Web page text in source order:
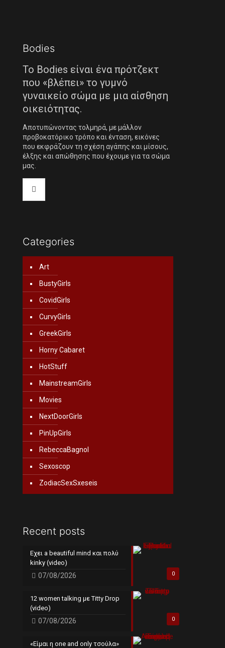
Bodies
Το Bodies είναι ένα πρότζεκτ
που «βλέπει» το γυμνό
γυναικείο σώμα με μια αίσθηση
οικειότητας.
Αποτυπώνοντας τολμηρά, με μάλλον
προβοκατόρικο τρόπο και ένταση, εικόνες
που εκφράζουν τη σχέση αγάπης και μίσους,
έλξης και απώθησης που έχουμε για τα σώμα
μας.
Categories
Art
BustyGirls
CovidGirls
CurvyGirls
GreekGirls
Horny Cabaret
HotStuff
MainstreamGirls
Movies
NextDoorGirls
PinUpGirls
RebeccaBagnol
Sexoscop
ZodiacSexSxeseis
Recent posts
0
Εχει a beautiful mind και πολύ
kinky (video)
07/08/2026
0
12 women talking με Titty Drop
(video)
07/08/2026
«Είμαι η one and only τσούλα»